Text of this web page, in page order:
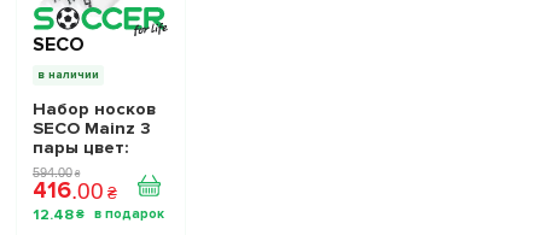
SECO
в наличии
Набор носков
SECO Mainz 3
пары цвет:
белый
594.00 ₴
416.00 ₴
12.48 ₴